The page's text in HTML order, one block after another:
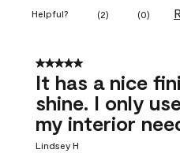
Helpful? (2) (0)
5 out of 5 stars.
It has a nice
shine. I only
my interior
Lindsey H